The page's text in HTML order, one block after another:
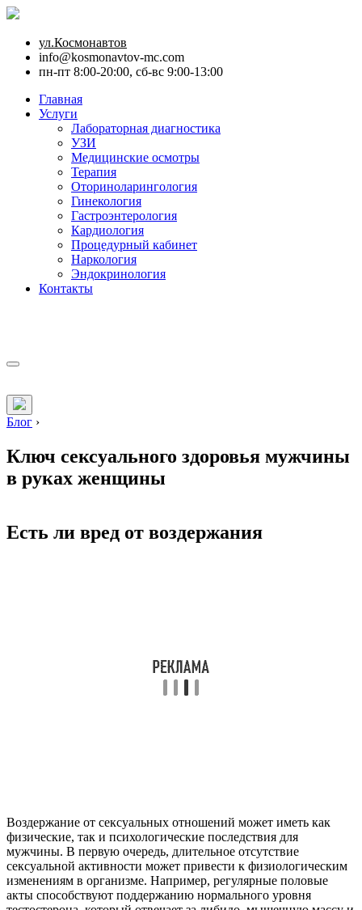
ул.Космонавтов
info@kosmonavtov-mc.com
пн-пт 8:00-20:00, сб-вс 9:00-13:00
Главная
Услуги
Лабораторная диагностика
УЗИ
Медицинские осмотры
Терапия
Оториноларингология
Гинекология
Гастроэнтерология
Кардиология
Процедурный кабинет
Наркология
Эндокринология
Контакты
Блог ›
Ключ сексуального здоровья мужчины
в руках женщины
Есть ли вред от воздержания
Воздержание от сексуальных отношений может иметь как
физические, так и психологические последствия для
мужчины. В первую очередь, длительное отсутствие
сексуальной активности может привести к физиологическим
изменениям в организме. Например, регулярные половые
акты способствуют поддержанию нормального уровня